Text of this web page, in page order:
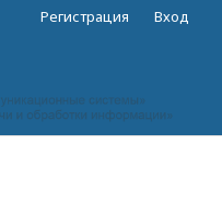
Регистрация Вход